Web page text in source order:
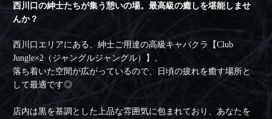
西川口の紳士たちが集う憩いの場。最高級の癒しを堪能しませ
んか？
西川口エリアにある、紳士ご用達の高級キャバクラ【Club
Jungle×2（ジャングルジャングル）】。
落ち着いた空間が広がっているので、日頃の疲れを癒す場所と
して最適です◎
店内は黒を基調とした上品な雰囲気に包まれており、あなたを